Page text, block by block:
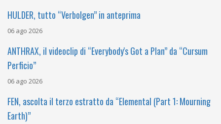
HULDER, tutto “Verbolgen” in anteprima
06 ago 2026
ANTHRAX, il videoclip di “Everybody's Got a Plan” da “Cursum
Perficio”
06 ago 2026
FEN, ascolta il terzo estratto da “Elemental (Part 1: Mourning
Earth)”